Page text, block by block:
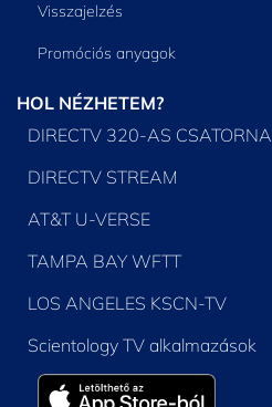
Visszajelzés
Promóciós anyagok
HOL NÉZHETEM?
DIRECTV 320-AS CSATORNA
DIRECTV STREAM
AT&T U-VERSE
TAMPA BAY WFTT
LOS ANGELES KSCN-TV
Scientology TV alkalmazások